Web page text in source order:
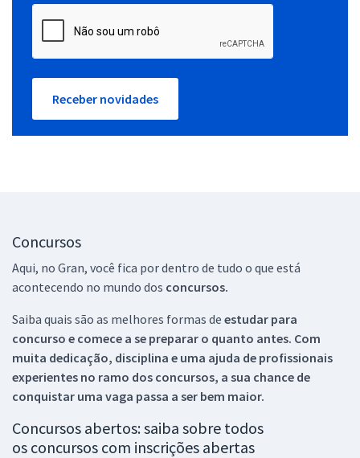
Receber novidades
Concursos
Aqui, no Gran, você fica por dentro de tudo o que está
acontecendo no mundo dos concursos.
Saiba quais são as melhores formas de estudar para
concurso e comece a se preparar o quanto antes. Com
muita dedicação, disciplina e uma ajuda de profissionais
experientes no ramo dos concursos, a sua chance de
conquistar uma vaga passa a ser bem maior.
Concursos abertos: saiba sobre todos
os concursos com inscrições abertas